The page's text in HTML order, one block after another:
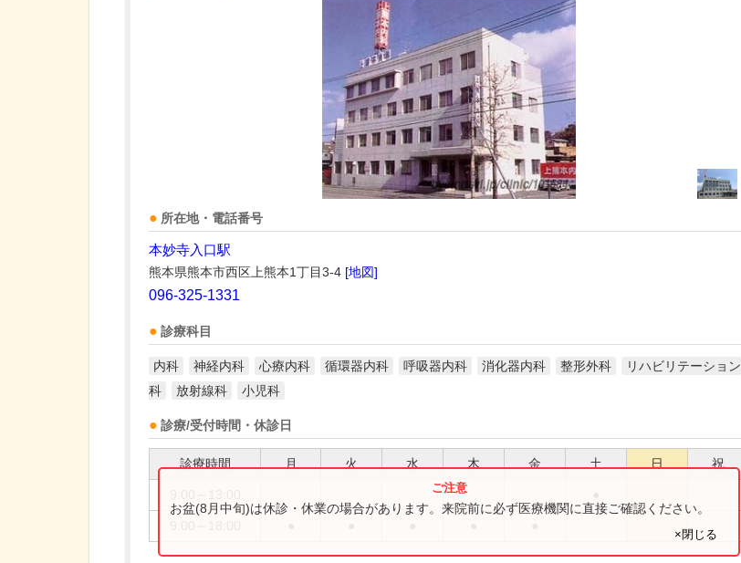
所在地・電話番号
本妙寺入口駅
熊本県熊本市西区上熊本1丁目3-4 [地図]
096-325-1331
診療科目
内科 神経内科 心療内科 循環器内科 呼吸器内科 消化器内科 整形外科
リハビリテーション
科
放射線科 小児科
診療/受付時間・休診日
診療時間 月 火 水 木 金 土 日 祝
お盆(8月中旬)は休診・休業の場合があります。来院前に必ず医療機関に直接ご確認ください。
×閉じる